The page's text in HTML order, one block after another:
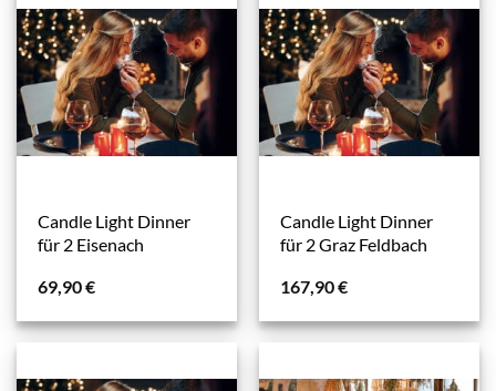
Candle Light Dinner
für 2 Eisenach
69,90€
Candle Light Dinner
für 2 Graz Feldbach
167,90€